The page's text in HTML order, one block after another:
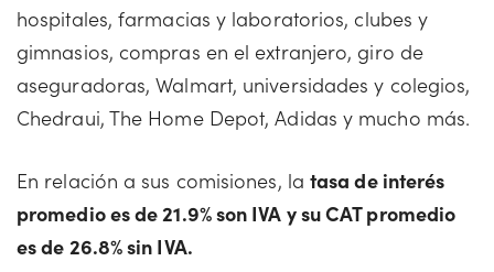
hospitales, farmacias y laboratorios, clubes y
gimnasios, compras en el extranjero, giro de
aseguradoras, Walmart, universidades y colegios,
Chedraui, The Home Depot, Adidas y mucho más.
En relación a sus comisiones, la tasa de interés
promedio es de 21.9% son IVA y su CAT promedio
es de 26.8% sin IVA.